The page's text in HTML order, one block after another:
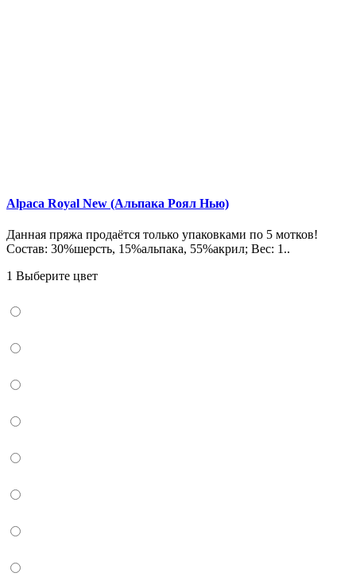
Alpaca Royal New (Альпака Роял Нью)
Данная пряжа продаётся только упаковками по 5 мотков!
Состав: 30%шерсть, 15%альпака, 55%акрил; Вес: 1..
1 Выберите цвет